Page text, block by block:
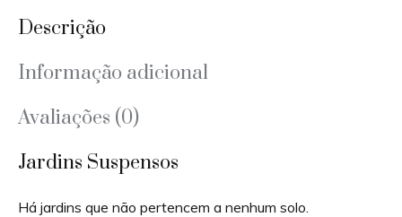
Descrição
Informação adicional
Avaliações (0)
Jardins Suspensos
Há jardins que não pertencem a nenhum solo.